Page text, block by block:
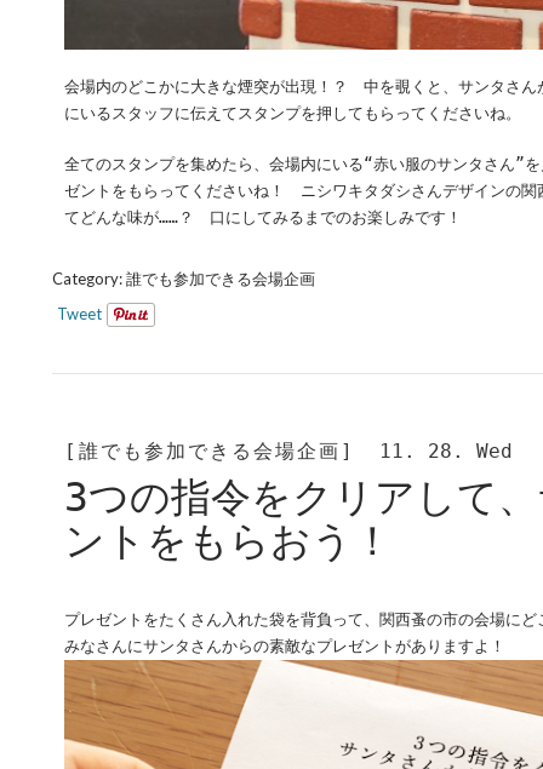
会場内のどこかに大きな煙突が出現！？ 中を覗くと、サンタさ
にいるスタッフに伝えてスタンプを押してもらってくださいね。
全てのスタンプを集めたら、会場内にいる“赤い服のサンタさん”
ゼントをもらってくださいね！ ニシワキタダシさんデザインの
てどんな味が……？ 口にしてみるまでのお楽しみです！
Category:誰でも参加できる会場企画
Tweet
[誰でも参加できる会場企画] 11. 28. Wed
3つの指令をクリアして
ントをもらおう！
プレゼントをたくさん入れた袋を背負って、関西蚤の市の会場に
みなさんにサンタさんからの素敵なプレゼントがありますよ！